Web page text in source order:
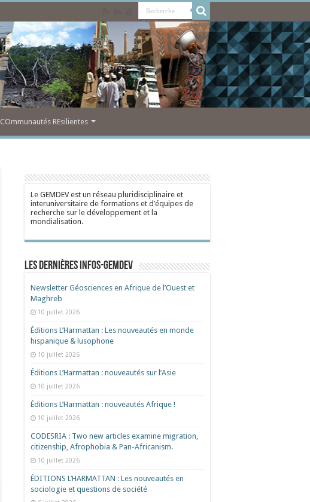
COmmunautés REsilientes
Le GEMDEV est un réseau pluridisciplinaire et
interuniversitaire de formations et d’équipes de
recherche sur le développement et la
mondialisation.
Les dernières Infos-Gemdev
Newsletter Géosciences en Afrique de l’Ouest et
Maghreb
10 juillet 2026
Éditions L’Harmattan : Les nouveautés en monde
hispanique & lusophone
10 juillet 2026
Éditions L’Harmattan : nouveautés sur l’Asie
10 juillet 2026
Éditions L’Harmattan : nouveautés Afrique !​
10 juillet 2026
CODESRIA : Two new articles examine migration,
citizenship, Afrophobia & Pan-Africanism.
10 juillet 2026
ÉDITIONS L’HARMATTAN : Les nouveautés en
sociologie et questions de société